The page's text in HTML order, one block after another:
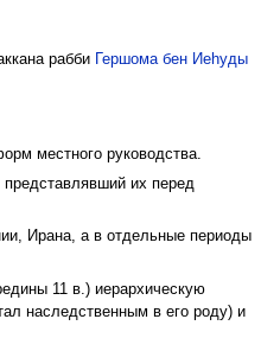
рабби
Гершома бен Иеhуды
местного руководства.
их перед
Ирана, а в отдельные периоды
11 в.) иерархическую
наследственным в его роду) и